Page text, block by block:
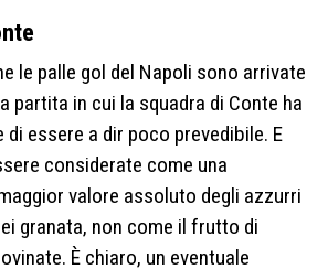
le palle gol del Napoli sono arrivate
partita in cui la squadra di Conte ha
di essere a dir poco prevedibile. E
considerate come una
valore assoluto degli azzurri
granata, non come il frutto di
È chiaro, un eventuale